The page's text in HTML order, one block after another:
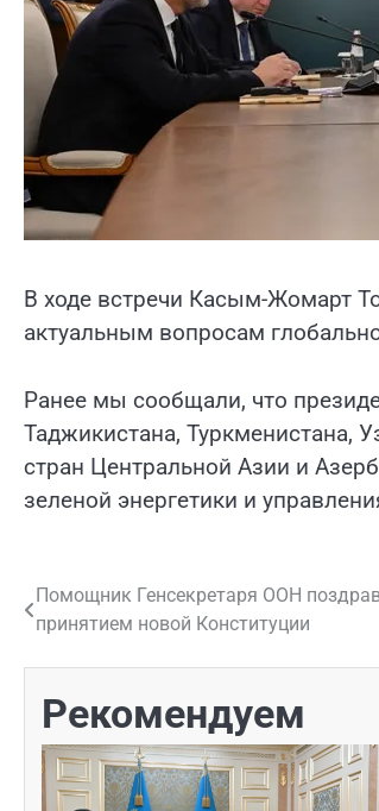
В ходе встречи Касым-Жомарт
актуальным вопросам
Ранее мы сообщали, что
Таджикистана, Туркменистана,
стран Центральной Азии и
зеленой энергетики и
Навигация
по
Помощник Генсекретаря ООН
принятием новой Конституции
Рекомендуем